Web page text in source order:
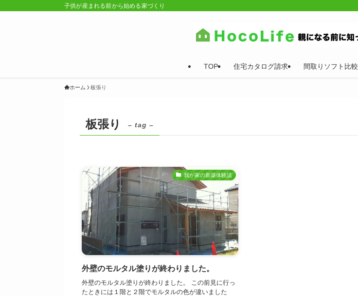
子供が産まれる前から始める家づくり
TOP 住宅カタログ請求 間取りソフト比較
ホーム 板張り
板張り – tag –
我が家の新築体験談
外壁のモルタル塗りが終わりました。
外壁のモルタル塗りが終わりました。 この前見に行っ
たときには１階と２階でモルタルの色が違いました